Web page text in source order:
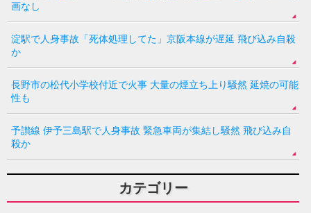
画なし
淀駅で人身事故「死体処理してた」京阪本線が遅延 飛び込み自殺
か
長野市の松代小学校付近で火事 大量の煙立ち上り騒然 延焼の可能
性も
予讃線 伊予三島駅で人身事故 緊急車両が集結し騒然 飛び込み自
殺か
カテゴリー